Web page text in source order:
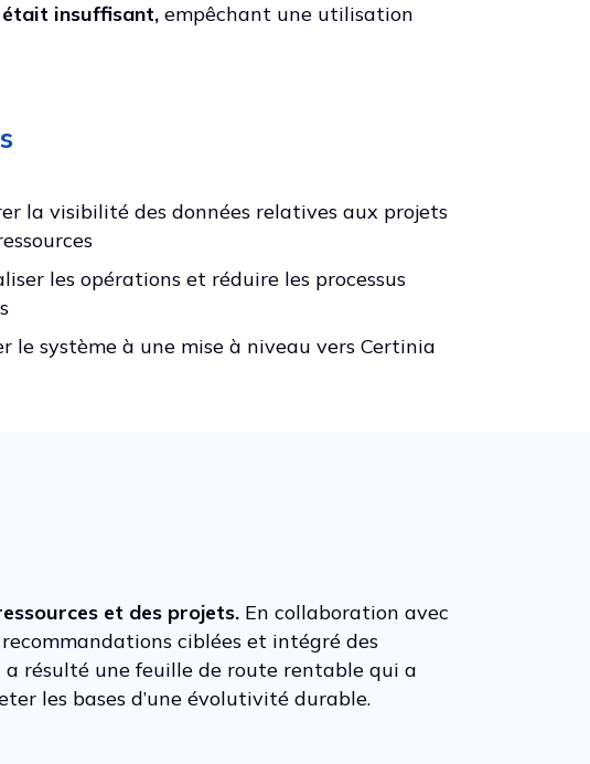
insuffisant, empêchant une utilisation
la visibilité des données relatives aux projets
les opérations et réduire les processus
le système à une mise à niveau vers Certinia
et des projets. En collaboration avec
ciblées et intégré des
résulté une feuille de route rentable qui a
les bases d’une évolutivité durable.